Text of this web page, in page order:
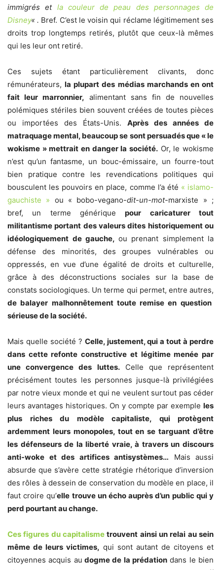
immigrés et la couleur de peau des personnages de
Disney« . Bref. C’est le voisin qui réclame légitimement ses
droits trop longtemps retirés, plutôt que ceux-là mêmes
qui les leur ont retiré.
Ces sujets étant particulièrement clivants, donc
rémunérateurs,la plupart des médias marchands en ont
fait leur marronnier, alimentant sans fin de nouvelles
polémiques stériles bien souvent créées de toutes pièces
ou importées des États-Unis. Après des années de
matraquage mental, beaucoup se sont persuadés que « le
wokisme » mettrait en danger la société. Or, le wokisme
n’est qu’un fantasme, un bouc-émissaire, un fourre-tout
bien pratique contre les revendications politiques qui
bousculent les pouvoirs en place, comme l’a été « islamo-
gauchiste » ou « bobo-vegano-dit-un-mot-marxiste » ;
bref, un terme génériquepour caricaturer tout
militantisme portant des valeurs dites historiquement ou
idéologiquement de gauche, ou prenant simplement la
défense des minorités, des groupes vulnérables ou
oppressés, en vue d’une égalité de droits et culturelle,
grâce à des déconstructions sociales sur la base de
constats sociologiques. Un terme qui permet, entre autres,
de balayer malhonnêtement toute remise en question
sérieuse de la société.
Mais quelle société ? Celle, justement, qui a tout à perdre
dans cette refonte constructive et légitime menée par
une convergence des luttes.Celle que représentent
précisément toutes les personnes jusque-là privilégiées
par notre vieux monde et qui ne veulent surtout pas céder
leurs avantages historiques. On y compte par exemple les
plus riches du modèle capitaliste, qui protègent
ardemment leurs monopoles, tout en se targuant d’être
les défenseurs de la liberté vraie, à travers un discours
anti-woke et des artifices antisystèmes… Mais aussi
absurde que s’avère cette stratégie rhétorique d’inversion
des rôles à dessein de conservation du modèle en place, il
faut croire qu’elle trouve un écho auprès d’un public qui y
perd pourtant au change.
Ces figures du capitalisme trouvent ainsi un relai au sein
même de leurs victimes, qui sont autant de citoyens et
citoyennes acquis au dogme de la prédation dans le bien